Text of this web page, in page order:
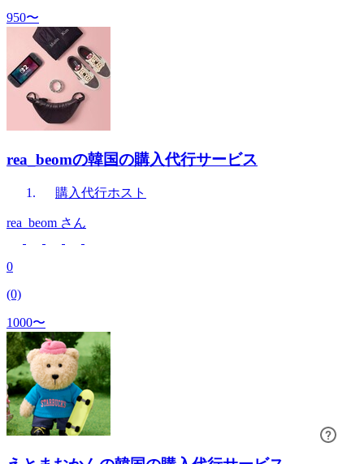
950〜
rea_beomの韓国の購入代行サービス
購入代行ホスト
rea_beom さん
0
(0)
1000〜